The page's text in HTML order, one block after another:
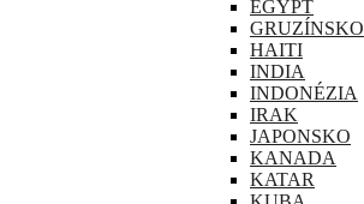
EGYPT
GRUZÍNSKO
HAITI
INDIA
INDONÉZIA
IRAK
JAPONSKO
KANADA
KATAR